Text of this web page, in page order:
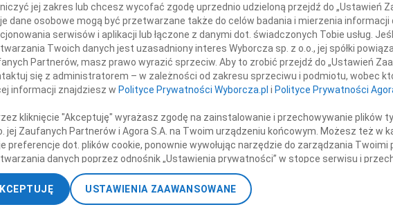
"Jeżeli Bóg posiada swój ołtarz w sercu matki,
to ma swą świątynię w całym domu"
Johann Michael Sailer
W dniu 5 sierpnia 2011 roku odeszła od nas na wieczny spoczynek
w wieku 91 lat
nasza najukochańsza Mamusia, Teściowa, Babcia i Prababcia
Z
Z
"Pan
W
Z
+
jej zakres lub chcesz wycofać zgodę uprzednio udzieloną przejdź do „Ustawień
dane osobowe mogą być przetwarzane także do celów badania i mierzenia
serwisów i aplikacji lub łączone z danymi dot. świadczonych Tobie usług.
Twoich danych jest uzasadniony interes Wyborcza sp. z o.o., jej spółki
Partnerów, masz prawo wyrazić sprzeciw. Aby to zrobić przejdź do „Ustawień
się z administratorem – w zależności od zakresu sprzeciwu i podmiotu, wobec
informacji znajdziesz w Polityce Prywatności Wyborcza.pl i Polityce Prywatności
kliknięcie "Akceptuję" wyrażasz zgodę na zainstalowanie i przechowywanie plików
jej Zaufanych Partnerów i Agora S.A. na Twoim urządzeniu końcowym. Możesz też w
preferencje dot. plików cookie, ponownie wywołując narzędzie do zarządzania Twoimi
danych poprzez odnośnik „Ustawienia prywatności” w stopce serwisu i
zaawansowane”. Zmiana ustawień plików cookie możliwa jest także za pomocą
Zaufani Partnerzy i Agora S.A. możemy przetwarzać dane osobowe w
USTAWIENIA ZAAWANSOWANE